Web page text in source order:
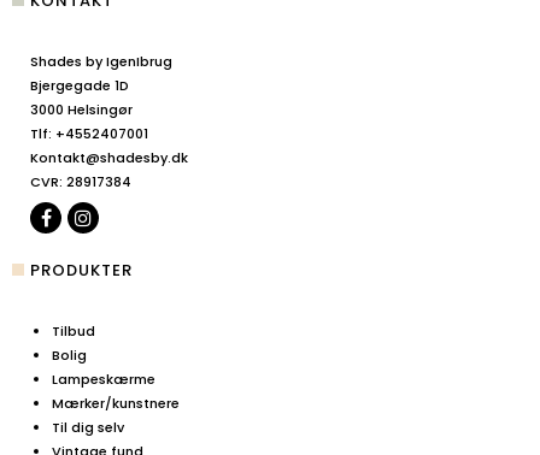
Shades by IgenIbrug
Bjergegade 1D
3000 Helsingør
Tlf: +4552407001
Kontakt@shadesby.dk
CVR: 28917384
PRODUKTER
Tilbud
Bolig
Lampeskærme
Mærker/kunstnere
Til dig selv